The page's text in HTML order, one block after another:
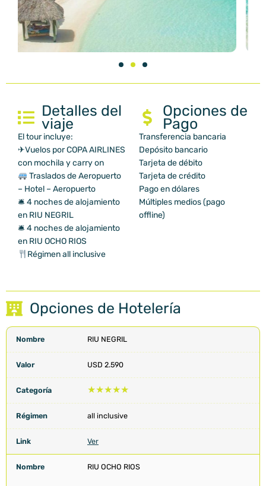
Detalles del
viaje
El tour incluye:
✈Vuelos por COPA AIRLINES
con mochila y carry on
Traslados de Aeropuerto
– Hotel – Aeropuerto
🛎 4 noches de alojamiento
en RIU NEGRIL
🛎 4 noches de alojamiento
en RIU OCHO RIOS
Régimen all inclusive
Opciones de
Pago
Transferencia bancaria
Depósito bancario
Tarjeta de débito
Tarjeta de crédito
Pago en dólares
Múltiples medios (pago
offline)
Opciones de Hotelería
RIU NEGRIL
USD 2.590
★★★★★
all inclusive
Ver
RIU OCHO RIOS